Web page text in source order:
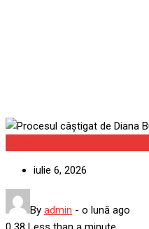
iulie 6, 2026
By admin - o lună ago